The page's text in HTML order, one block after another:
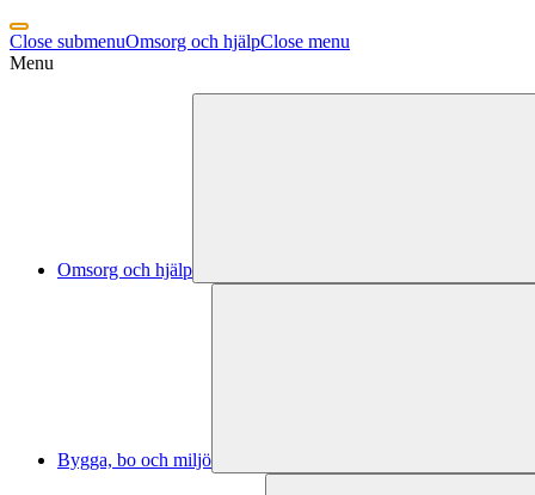
Close submenuOmsorg och hjälpClose menu
Menu
Omsorg och hjälp
Bygga, bo och miljö